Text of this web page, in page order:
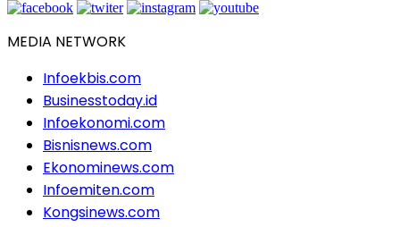
MEDIA NETWORK
Infoekbis.com
Businesstoday.id
Infoekonomi.com
Bisnisnews.com
Ekonominews.com
Infoemiten.com
Kongsinews.com